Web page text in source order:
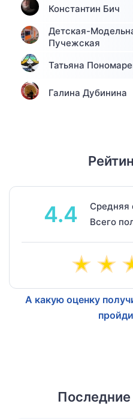
Константин Бич
Детская-
Пучежская
Татьяна
Галина Дубинина
4.4
Средняя
Всего
А какую оценку
Последние